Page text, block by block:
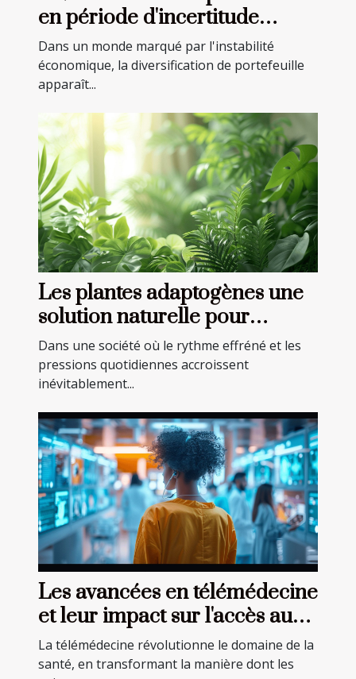
en période d'incertitude
économique stratégies
avancées
Dans un monde marqué par l'instabilité
économique, la diversification de portefeuille
apparaît...
Les plantes adaptogènes une
solution naturelle pour
combattre stress et anxiété
Dans une société où le rythme effréné et les
pressions quotidiennes accroissent
inévitablement...
Les avancées en télémédecine
et leur impact sur l'accès aux
soins
La télémédecine révolutionne le domaine de la
santé, en transformant la manière dont les